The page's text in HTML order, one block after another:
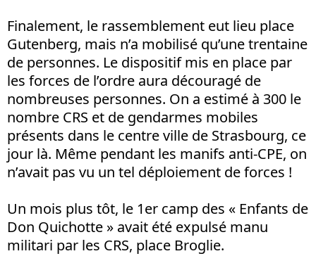
Finalement, le rassemblement eut lieu place
Gutenberg, mais n’a mobilisé qu’une trentaine
de personnes. Le dispositif mis en place par
les forces de l’ordre aura découragé de
nombreuses personnes. On a estimé à 300 le
nombre CRS et de gendarmes mobiles
présents dans le centre ville de Strasbourg, ce
jour là. Même pendant les manifs anti-CPE, on
n’avait pas vu un tel déploiement de forces !
Un mois plus tôt, le 1er camp des « Enfants de
Don Quichotte » avait été expulsé manu
militari par les CRS, place Broglie.